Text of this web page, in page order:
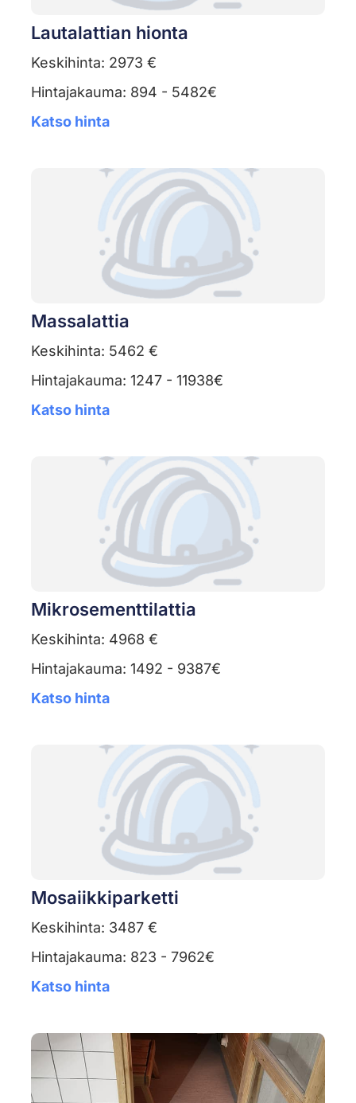
Lautalattian hionta
Keskihinta: 2973 €
Hintajakauma: 894 - 5482€
Katso hinta
Massalattia
Keskihinta: 5462 €
Hintajakauma: 1247 - 11938€
Katso hinta
Mikrosementtilattia
Keskihinta: 4968 €
Hintajakauma: 1492 - 9387€
Katso hinta
Mosaiikkiparketti
Keskihinta: 3487 €
Hintajakauma: 823 - 7962€
Katso hinta